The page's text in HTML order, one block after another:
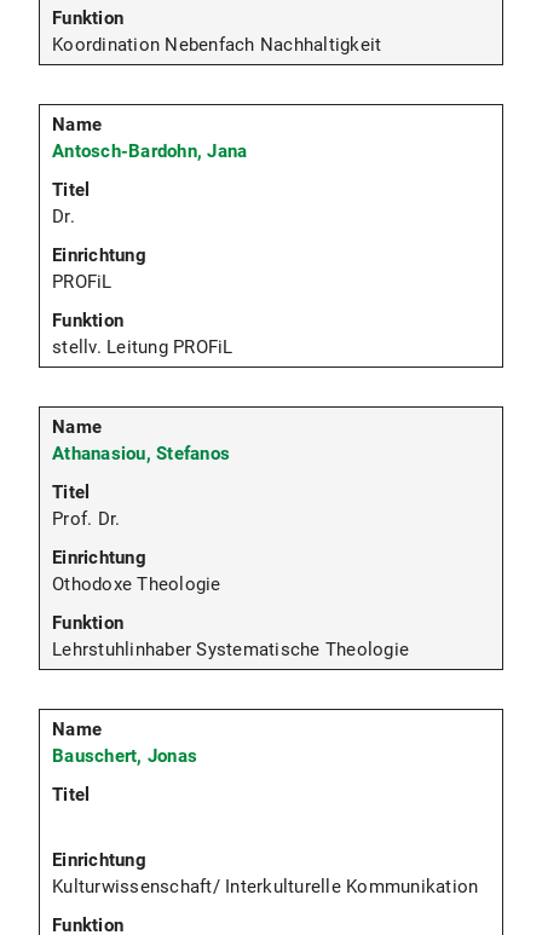
Koordination Nebenfach Nachhaltigkeit
Antosch-Bardohn, Jana
Dr.
PROFiL
stellv. Leitung PROFiL
Athanasiou, Stefanos
Prof. Dr.
Othodoxe Theologie
Lehrstuhlinhaber Systematische Theologie
Bauschert, Jonas
Kulturwissenschaft/ Interkulturelle Kommunikation